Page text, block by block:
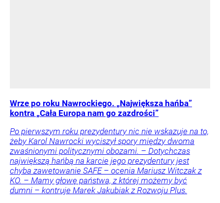
Wrze po roku Nawrockiego. „Największa hańba”
kontra „Cała Europa nam go zazdrości”
Po pierwszym roku prezydentury nic nie wskazuje na to,
żeby Karol Nawrocki wyciszył spory między dwoma
zwaśnionymi politycznymi obozami. – Dotychczas
największą hańbą na karcie jego prezydentury jest
chyba zawetowanie SAFE – ocenia Mariusz Witczak z
KO. – Mamy głowę państwa, z której możemy być
dumni – kontruje Marek Jakubiak z Rozwoju Plus.